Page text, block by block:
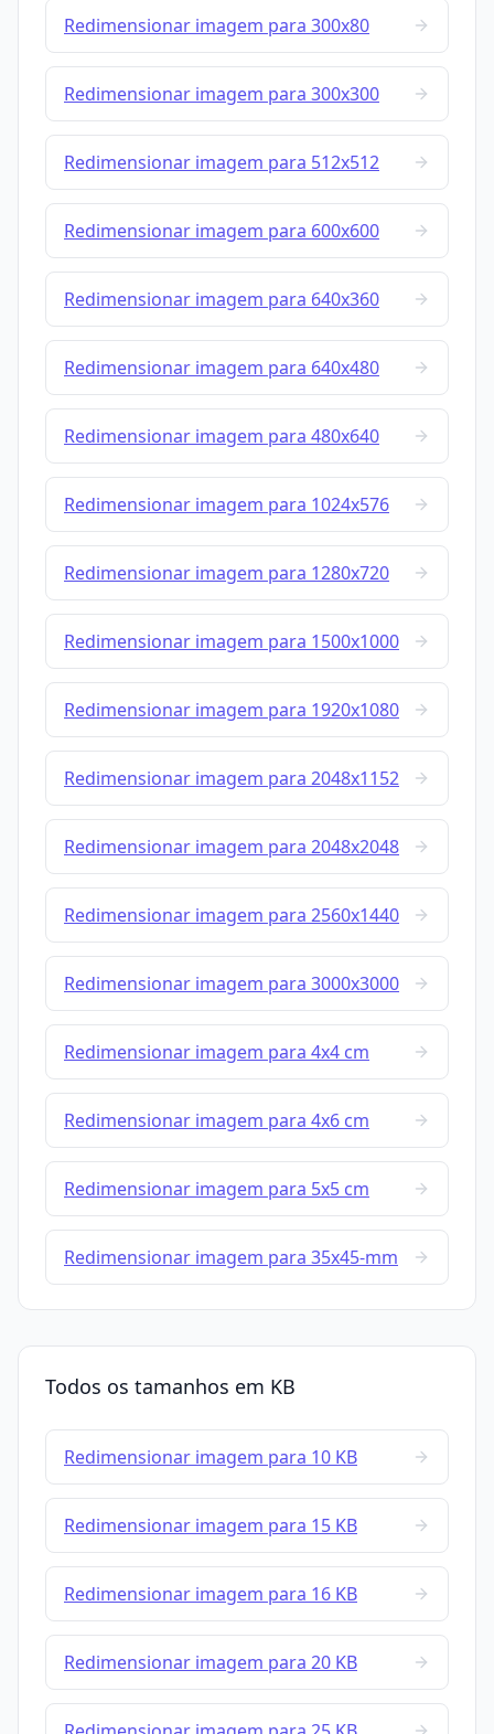
Redimensionar imagem para 300x80
Redimensionar imagem para 300x300
Redimensionar imagem para 512x512
Redimensionar imagem para 600x600
Redimensionar imagem para 640x360
Redimensionar imagem para 640x480
Redimensionar imagem para 480x640
Redimensionar imagem para 1024x576
Redimensionar imagem para 1280x720
Redimensionar imagem para 1500x1000
Redimensionar imagem para 1920x1080
Redimensionar imagem para 2048x1152
Redimensionar imagem para 2048x2048
Redimensionar imagem para 2560x1440
Redimensionar imagem para 3000x3000
Redimensionar imagem para 4x4 cm
Redimensionar imagem para 4x6 cm
Redimensionar imagem para 5x5 cm
Redimensionar imagem para 35x45-mm
Todos os tamanhos em KB
Redimensionar imagem para 10 KB
Redimensionar imagem para 15 KB
Redimensionar imagem para 16 KB
Redimensionar imagem para 20 KB